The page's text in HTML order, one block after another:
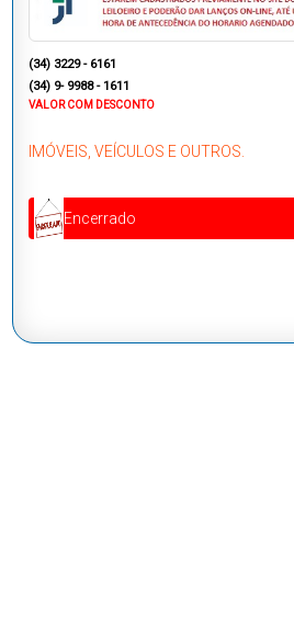
(34) 3229 - 6161
(34) 9- 9988 - 1611
VALOR COM DESCONTO
IMÓVEIS, VEÍCULOS E OUTROS.
Encerrado